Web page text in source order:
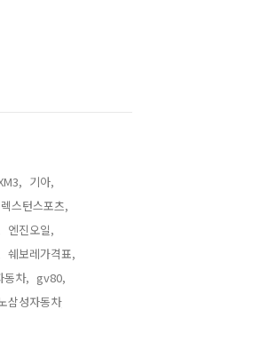
기아,
렉스턴스포츠,
엔진오일,
쉐보레가격표,
동차, gv80,
삼성자동차,